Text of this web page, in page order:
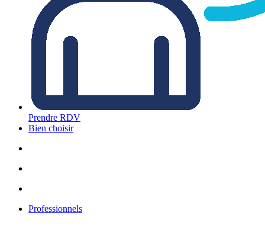
Prendre RDV
Bien choisir
Professionnels